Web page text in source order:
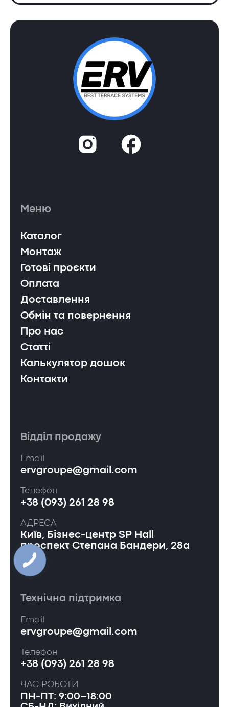
Меню
Каталог
Монтаж
Готові проєкти
Оплата
Доставлення
Обмін та повернення
Про нас
Статті
Калькулятор дошок
Контакти
Відділ продажу
Email
ervgroupe@gmail.com
Телефон
+38 (093) 261 28 98
АДРЕСА
Київ, Бізнес-центр SP Hall
проспект Степана Бандери, 28а
Технічна підтримка
Email
ervgroupe@gmail.com
Телефон
+38 (093) 261 28 98
ЧАС РОБОТИ
ПН-ПТ: 9:00–18:00